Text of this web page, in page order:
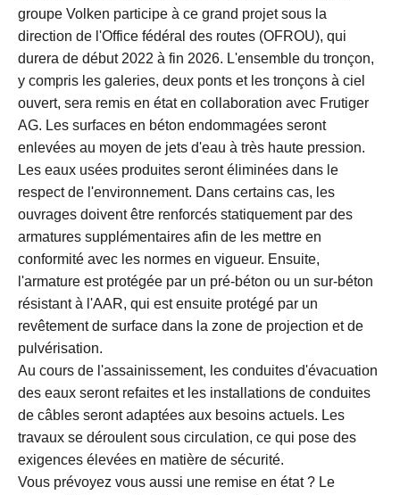
groupe Volken participe à ce grand projet sous la
direction de l'Office fédéral des routes (OFROU), qui
durera de début 2022 à fin 2026. L'ensemble du tronçon,
y compris les galeries, deux ponts et les tronçons à ciel
ouvert, sera remis en état en collaboration avec Frutiger
AG. Les surfaces en béton endommagées seront
enlevées au moyen de jets d'eau à très haute pression.
Les eaux usées produites seront éliminées dans le
respect de l'environnement. Dans certains cas, les
ouvrages doivent être renforcés statiquement par des
armatures supplémentaires afin de les mettre en
conformité avec les normes en vigueur. Ensuite,
l'armature est protégée par un pré-béton ou un sur-béton
résistant à l'AAR, qui est ensuite protégé par un
revêtement de surface dans la zone de projection et de
pulvérisation.
Au cours de l'assainissement, les conduites d'évacuation
des eaux seront refaites et les installations de conduites
de câbles seront adaptées aux besoins actuels. Les
travaux se déroulent sous circulation, ce qui pose des
exigences élevées en matière de sécurité.
Vous prévoyez vous aussi une remise en état ? Le